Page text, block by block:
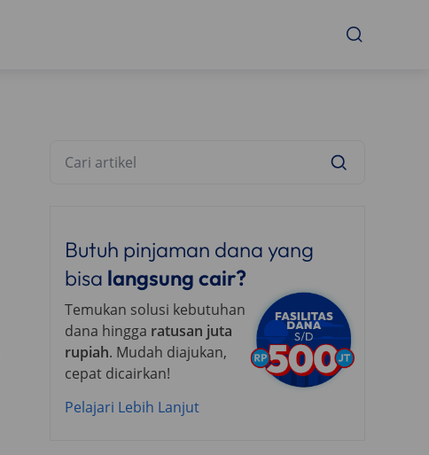
Butuh pinjaman dana yang
bisa langsung cair?
Temukan solusi kebutuhan
dana hingga ratusan juta
rupiah. Mudah diajukan,
cepat dicairkan!
Pelajari Lebih Lanjut